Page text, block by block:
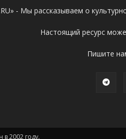
- Мы рассказываем о
Настоящий ресурс
Пишите
2002 году.